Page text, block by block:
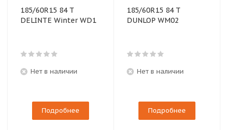
185/60R15 84 T
DELINTE Winter WD1
Нет в наличии
Подробнее
185/60R15 84 T
DUNLOP WM02
Нет в наличии
Подробнее